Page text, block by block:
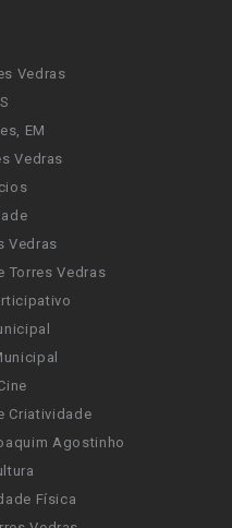
Vedras
EM
Vedras
Vedras
Torres Vedras
Criatividade
Agostinho
Física